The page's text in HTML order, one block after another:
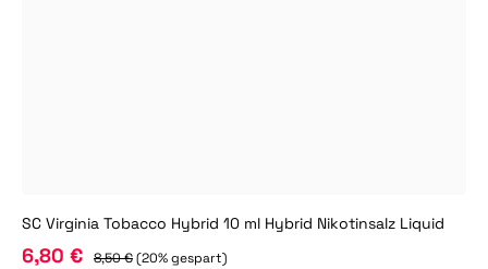
SC Virginia Tobacco Hybrid 10 ml Hybrid Nikotinsalz Liquid
6,80 € 8,50 €(20% gespart)